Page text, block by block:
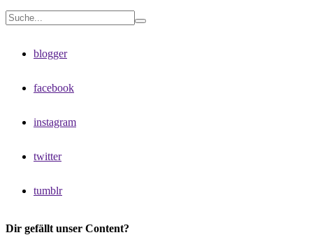
blogger
facebook
instagram
twitter
tumblr
Dir gefällt unser Content?